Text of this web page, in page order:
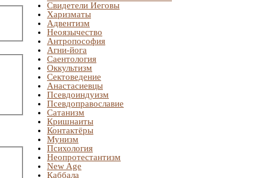
Свидетели Иеговы
Харизматы
Адвентизм
Неоязычество
Антропософия
Агни-йога
Саентология
Оккультизм
Сектоведение
Анастасиевцы
Псевдоиндуизм
Псевдоправославие
Сатанизм
Кришнаиты
Контактёры
Мунизм
Психология
Неопротестантизм
New Age
Каббала